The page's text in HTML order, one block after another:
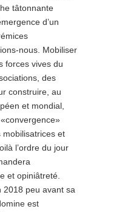
tâtonnante
d’un
nous. Mobiliser
forces vives du
des
construire, au
et mondial,
mobilisatrices et
l’ordre du jour
et opiniâtreté.
2018 peu avant sa
est